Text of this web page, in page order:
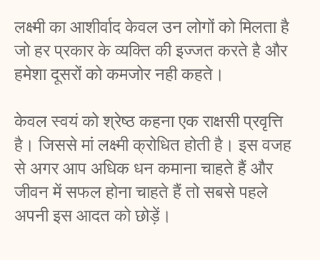
लक्ष्मी का आशीर्वाद केवल उन लोगों को मिलता है
जो हर प्रकार के व्यक्ति की इज्जत करते है और
हमेशा दूसरों को कमजोर नही कहते।
केवल स्वयं को श्रेष्ठ कहना एक राक्षसी प्रवृत्ति
है। जिससे मां लक्ष्मी क्रोधित होती है। इस वजह
से अगर आप अधिक धन कमाना चाहते हैं और
जीवन में सफल होना चाहते हैं तो सबसे पहले
अपनी इस आदत को छोड़ें।